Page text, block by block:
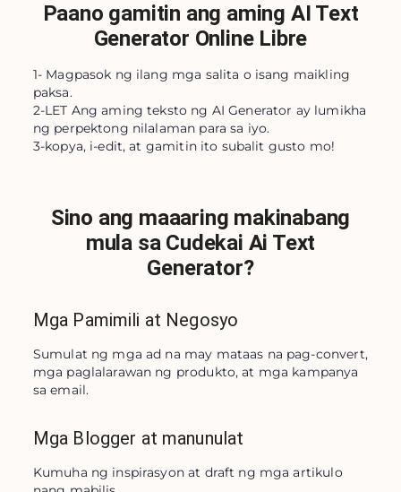
Paano gamitin ang aming AI Text
Generator Online Libre
1- Magpasok ng ilang mga salita o isang maikling
paksa.
2-LET Ang aming teksto ng AI Generator ay lumikha
ng perpektong nilalaman para sa iyo.
3-kopya, i-edit, at gamitin ito subalit gusto mo!
Sino ang maaaring makinabang
mula sa Cudekai Ai Text
Generator?
Mga Pamimili at Negosyo
Sumulat ng mga ad na may mataas na pag-convert,
mga paglalarawan ng produkto, at mga kampanya
sa email.
Mga Blogger at manunulat
Kumuha ng inspirasyon at draft ng mga artikulo